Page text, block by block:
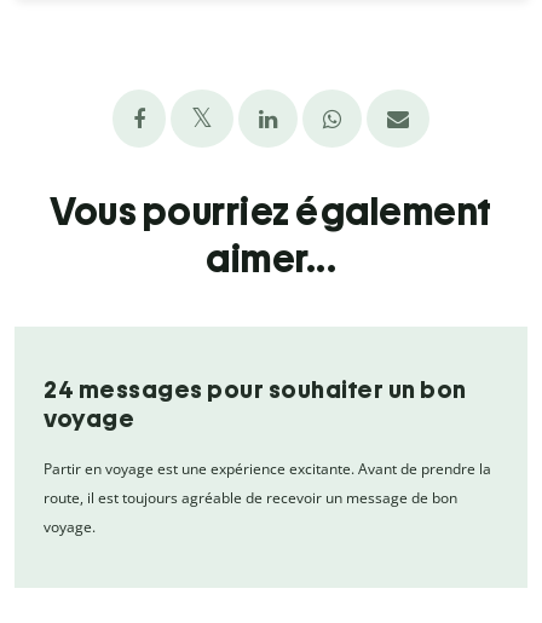
Vous pourriez également
aimer...
24 messages pour souhaiter un bon
voyage
Partir en voyage est une expérience excitante. Avant de prendre la
route, il est toujours agréable de recevoir un message de bon
voyage.